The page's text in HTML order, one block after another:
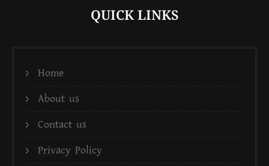
QUICK LINKS
Home
About us
Contact us
Privacy Policy